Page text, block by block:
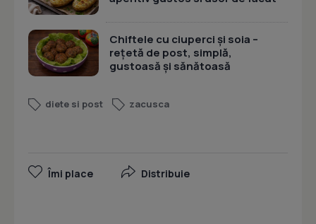
Chiftele cu ciuperci și soia –
rețetă de post, simplă,
gustoasă și sănătoasă
diete si post zacusca
Îmi place Distribuie